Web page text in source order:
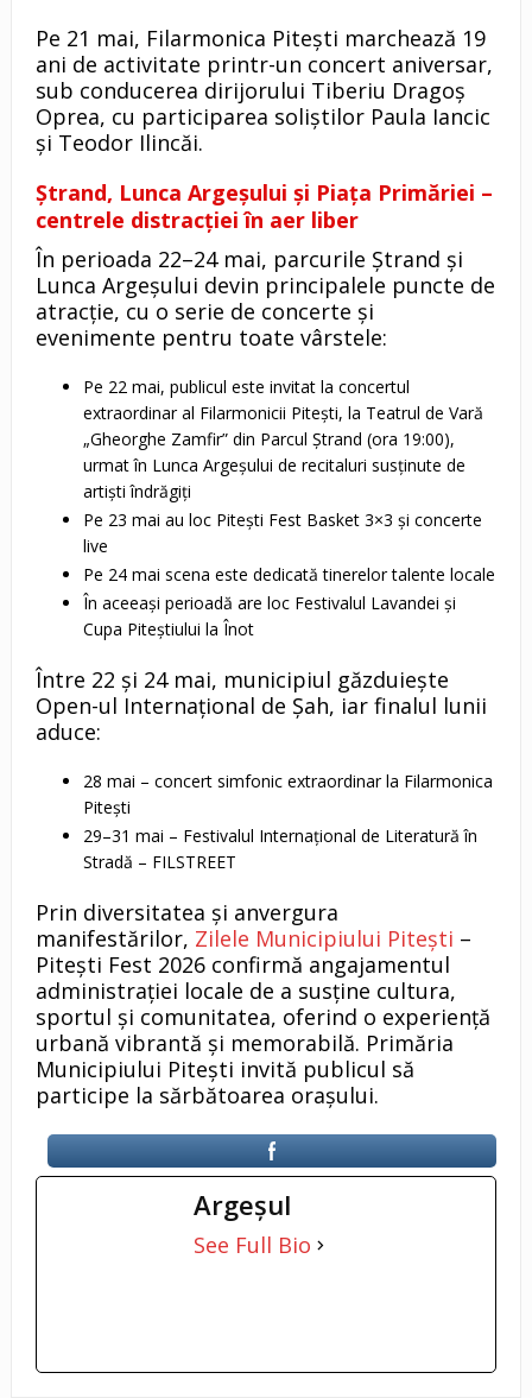
Pe 21 mai, Filarmonica Pitești marchează 19
ani de activitate printr-un concert aniversar,
sub conducerea dirijorului Tiberiu Dragoș
Oprea, cu participarea soliștilor Paula Iancic
și Teodor Ilincăi.
Ștrand, Lunca Argeșului și Piața Primăriei –
centrele distracției în aer liber
În perioada 22–24 mai, parcurile Ștrand și
Lunca Argeșului devin principalele puncte de
atracție, cu o serie de concerte și
evenimente pentru toate vârstele:
Pe 22 mai, publicul este invitat la concertul
extraordinar al Filarmonicii Pitești, la Teatrul de Vară
„Gheorghe Zamfir” din Parcul Ștrand (ora 19:00),
urmat în Lunca Argeșului de recitaluri susținute de
artiști îndrăgiți
Pe 23 mai au loc Pitești Fest Basket 3×3 și concerte
live
Pe 24 mai scena este dedicată tinerelor talente locale
În aceeași perioadă are loc Festivalul Lavandei și
Cupa Piteștiului la Înot
Între 22 și 24 mai, municipiul găzduiește
Open-ul Internațional de Șah, iar finalul lunii
aduce:
28 mai – concert simfonic extraordinar la Filarmonica
Pitești
29–31 mai – Festivalul Internațional de Literatură în
Stradă – FILSTREET
Prin diversitatea și anvergura
manifestărilor, Zilele Municipiului Pitești –
Pitești Fest 2026 confirmă angajamentul
administrației locale de a susține cultura,
sportul și comunitatea, oferind o experiență
urbană vibrantă și memorabilă. Primăria
Municipiului Pitești invită publicul să
participe la sărbătoarea orașului.
Argeşul
See Full Bio